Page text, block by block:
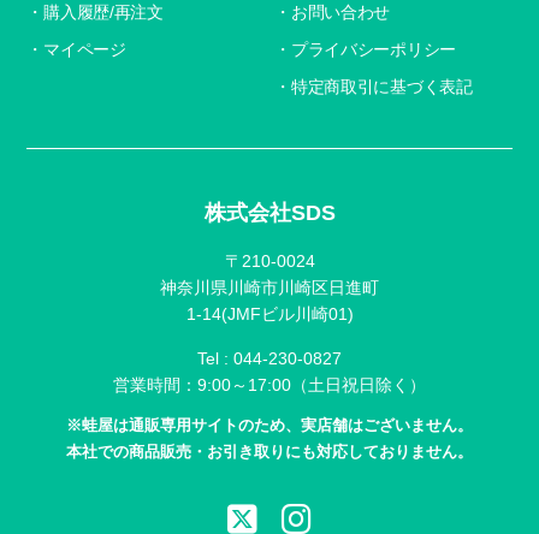
株式会社SDS
〒210-0024
神奈川県川崎市川崎区日進町
1-14(JMFビル川崎01)
Tel : 044-230-0827
営業時間：9:00～17:00（土日祝日除く）
※蛙屋は通販専用サイトのため、実店舗はございません。
本社での商品販売・お引き取りにも対応しておりません。
購入履歴/再注文
マイページ
お問い合わせ
プライバシーポリシー
特定商取引に基づく表記